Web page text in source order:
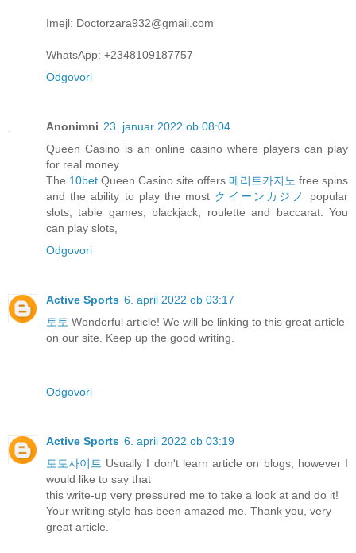
Imejl: Doctorzara932@gmail.com
WhatsApp: +2348109187757
Odgovori
Anonimni 23. januar 2022 ob 08:04
Queen Casino is an online casino where players can play
for real money
The 10bet Queen Casino site offers 메리트카지노 free spins
and the ability to play the most クイーンカジノ
popular
slots, table games, blackjack, roulette and baccarat. You
can play slots,
Odgovori
Active Sports 6. april 2022 ob 03:17
토토 Wonderful article! We will be linking to this great article
on our site. Keep up the good writing.
Odgovori
Active Sports 6. april 2022 ob 03:19
토토사이트 Usually I don't learn article on blogs, however I
would like to say that
this write-up very pressured me to take a look at and do it!
Your writing style has been amazed me. Thank you, very
great article.